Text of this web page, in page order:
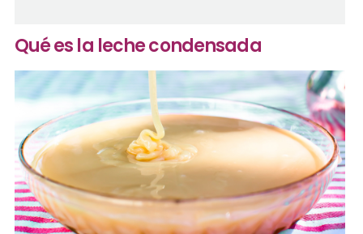
Qué es la leche condensada